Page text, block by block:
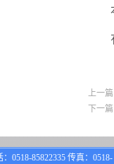
上一
下一
0518-85822335 传真：0518-